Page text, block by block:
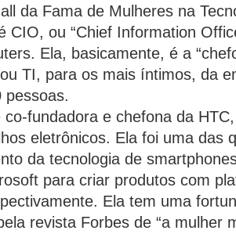
da Fama de Mulheres na
CIO, ou “Chief Information
Ela, basicamente, é a
TI, para os mais íntimos, da
pessoas.
co-fundadora e chefona da
eletrônicos. Ela foi uma das
da tecnologia de
para criar produtos com
Ela tem uma
revista Forbes de “a mulher